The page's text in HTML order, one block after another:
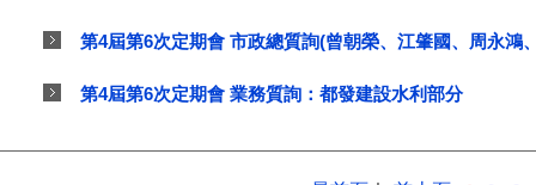
第4屆第6次定期會 市政總質詢(曾朝榮、江肇國、周永鴻
第4屆第6次定期會 業務質詢：都發建設水利部分